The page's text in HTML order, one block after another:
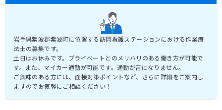
岩手県紫波郡紫波町に位置する訪問看護ステーションにおける作業療
法士の募集です。
土日はお休みです。プライベートとのメリハリのある働き方が可能で
す。また、マイカー通勤が可能です。通勤が苦になりません。
ご興味のある方には、面接対策ポイントなど、さらに詳細をご案内し
ますのでお気軽にご相談ください！